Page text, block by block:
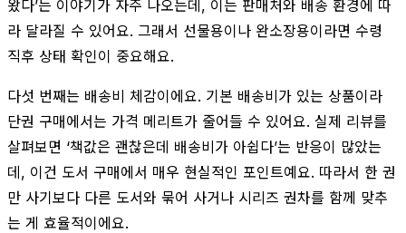
왔다’는 이야기가 자주 나오는데, 이는 판매처와 배송 환경에 따
라 달라질 수 있어요. 그래서 선물용이나 완소장용이라면 수령
직후 상태 확인이 중요해요.
다섯 번째는 배송비 체감이에요. 기본 배송비가 있는 상품이라
단권 구매에서는 가격 메리트가 줄어들 수 있어요. 실제 리뷰를
살펴보면 ‘책값은 괜찮은데 배송비가 아쉽다’는 반응이 많았는
데, 이건 도서 구매에서 매우 현실적인 포인트예요. 따라서 한 권
만 사기보다 다른 도서와 묶어 사거나 시리즈 권차를 함께 맞추
는 게 효율적이에요.